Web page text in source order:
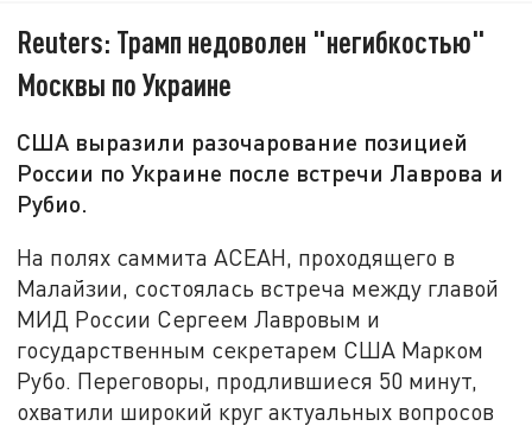
Reuters: Трамп недоволен "негибкостью"
Москвы по Украине
США выразили разочарование позицией
России по Украине после встречи Лаврова и
Рубио.
На полях саммита АСЕАН, проходящего в
Малайзии, состоялась встреча между главой
МИД России Сергеем Лавровым и
государственным секретарем США Марком
Рубо. Переговоры, продлившиеся 50 минут,
охватили широкий круг актуальных вопросов